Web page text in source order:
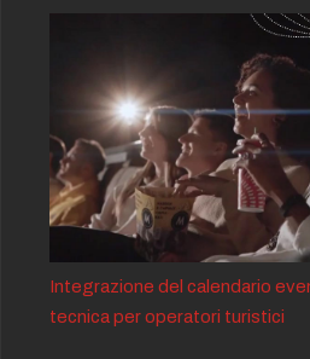
Integrazione del calendario
tecnica per operatori turistici